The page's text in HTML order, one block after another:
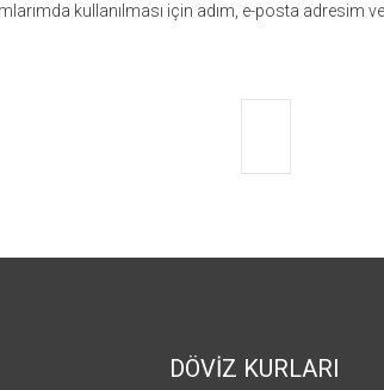
kullanılması için adım, e-posta adresim
DÖVİZ KURLARI